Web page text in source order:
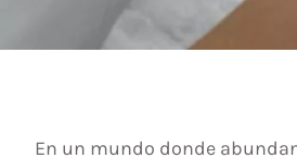
En un mundo donde